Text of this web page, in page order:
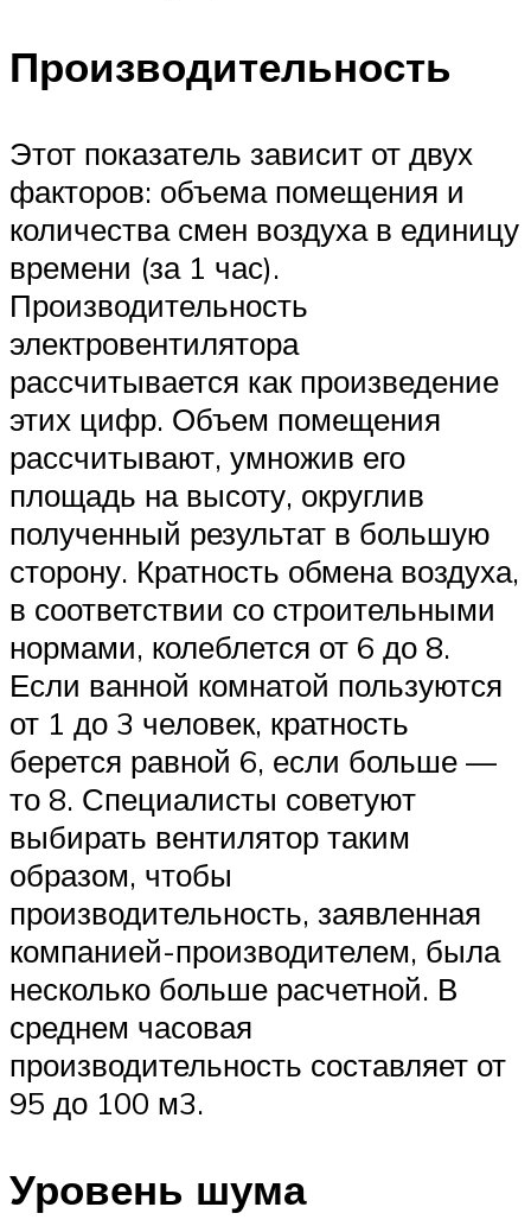
Производительность
Этот показатель зависит от двух
факторов: объема помещения и
количества смен воздуха в единицу
времени (за 1 час).
Производительность
электровентилятора
рассчитывается как произведение
этих цифр. Объем помещения
рассчитывают, умножив его
площадь на высоту, округлив
полученный результат в большую
сторону. Кратность обмена воздуха,
в соответствии со строительными
нормами, колеблется от 6 до 8.
Если ванной комнатой пользуются
от 1 до 3 человек, кратность
берется равной 6, если больше —
то 8. Специалисты советуют
выбирать вентилятор таким
образом, чтобы
производительность, заявленная
компанией-производителем, была
несколько больше расчетной. В
среднем часовая
производительность составляет от
95 до 100 м3.
Уровень шума